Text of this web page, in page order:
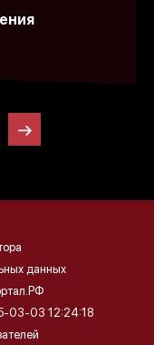
данных
03-03 12:24:18